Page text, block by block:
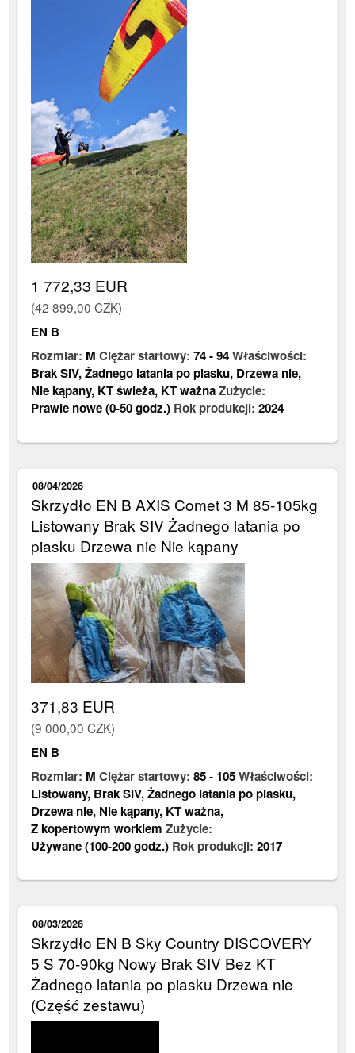
1 772,33 EUR
(42 899,00 CZK)
EN B
Rozmiar: M Ciężar startowy:74-94Właściwości:
Brak SIV,Żadnego latania po piasku, Drzewa nie,
Nie kąpany, KT świeża, KT ważnaZużycie:
Prawie nowe (0-50 godz.) Rok produkcji:2024
08/04/2026
Skrzydło EN B AXIS Comet 3 M 85-105kg
Listowany Brak SIV Żadnego latania po
piasku Drzewa nie Nie kąpany
371,83 EUR
(9 000,00 CZK)
EN B
Rozmiar: M Ciężar startowy:85- 105Właściwości:
Listowany, Brak SIV,Żadnego latania po piasku,
Drzewa nie, Nie kąpany, KT ważna,
Z kopertowym workiem Zużycie:
Używane (100-200 godz.) Rok produkcji:2017
08/03/2026
Skrzydło EN B Sky Country DISCOVERY
5 S 70-90kg Nowy Brak SIV Bez KT
Żadnego latania po piasku Drzewa nie
(Część zestawu)